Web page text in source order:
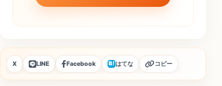
X LINE Facebook B!はてな コピー